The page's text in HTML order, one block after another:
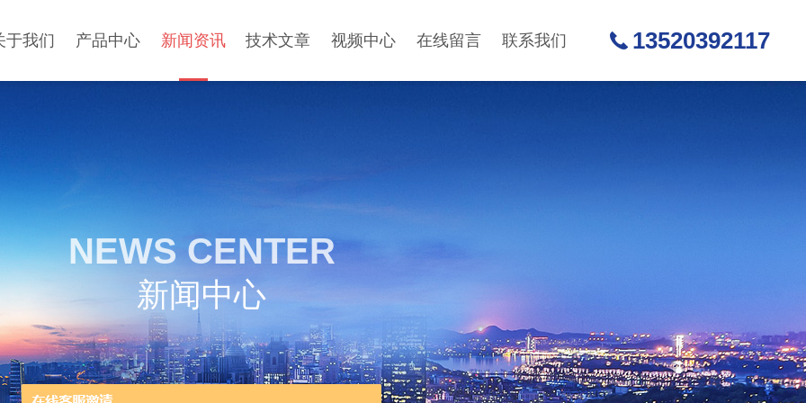
于我们 产品中心 新闻资讯 技术文章 视频中心 在线留言 联系我们 13520392117
NEWS CENTER
新闻中心